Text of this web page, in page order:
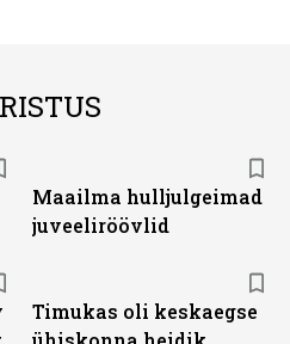
Maailma hulljulgeimad
juveeliröövlid
Timukas oli keskaegse